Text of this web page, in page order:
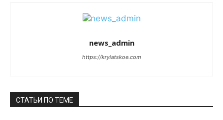
news_admin
https://krylatskoe.com
СТАТЬИ ПО ТЕМЕ